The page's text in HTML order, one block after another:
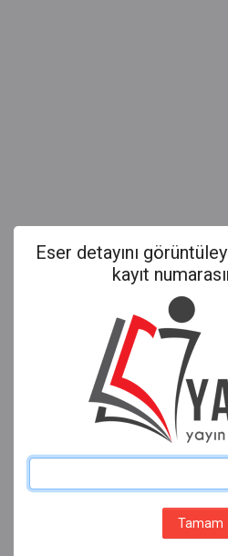
Eser detayını
kayıt
Tamam